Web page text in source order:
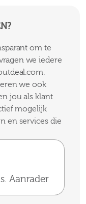
om te
we iedere
we ook
jou als klant
mogelijk
en services die
Aanrader